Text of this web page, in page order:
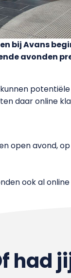
bij Avans
avonden
daar online
open avond,
ook al
had